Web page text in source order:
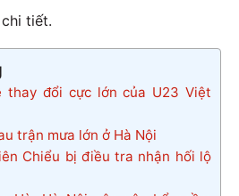
tiết.
thay đổi cực lớn của U23 Việt
trận mưa lớn ở Hà Nội
Chiểu bị điều tra nhận hối lộ